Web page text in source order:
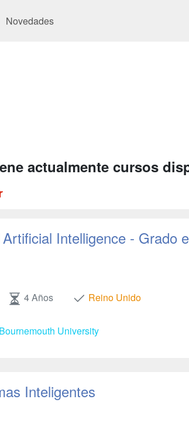
Novedades
actualmente cursos
Intelligence - Grado
4 Años Reino Unido
University
Inteligentes